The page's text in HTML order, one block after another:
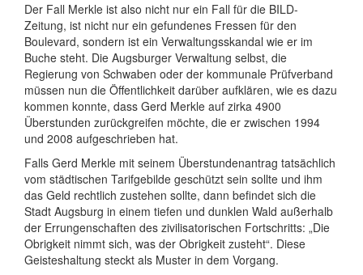
Der Fall Merkle ist also nicht nur ein Fall für die BILD-
Zeitung, ist nicht nur ein gefundenes Fressen für den
Boulevard, sondern ist ein Verwaltungsskandal wie er im
Buche steht. Die Augsburger Verwaltung selbst, die
Regierung von Schwaben oder der kommunale Prüfverband
müssen nun die Öffentlichkeit darüber aufklären, wie es dazu
kommen konnte, dass Gerd Merkle auf zirka 4900
Überstunden zurückgreifen möchte, die er zwischen 1994
und 2008 aufgeschrieben hat.
Falls Gerd Merkle mit seinem Überstundenantrag tatsächlich
vom städtischen Tarifgebilde geschützt sein sollte und ihm
das Geld rechtlich zustehen sollte, dann befindet sich die
Stadt Augsburg in einem tiefen und dunklen Wald außerhalb
der Errungenschaften des zivilisatorischen Fortschritts: „Die
Obrigkeit nimmt sich, was der Obrigkeit zusteht“. Diese
Geisteshaltung steckt als Muster in dem Vorgang.